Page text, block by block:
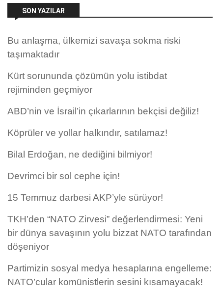
SON YAZILAR
Bu anlaşma, ülkemizi savaşa sokma riski
taşımaktadır
Kürt sorununda çözümün yolu istibdat
rejiminden geçmiyor
ABD’nin ve İsrail’in çıkarlarının bekçisi değiliz!
Köprüler ve yollar halkındır, satılamaz!
Bilal Erdoğan, ne dediğini bilmiyor!
Devrimci bir sol cephe için!
15 Temmuz darbesi AKP’yle sürüyor!
TKH’den “NATO Zirvesi” değerlendirmesi: Yeni
bir dünya savaşının yolu bizzat NATO tarafından
döşeniyor
Partimizin sosyal medya hesaplarına engelleme:
NATO’cular komünistlerin sesini kısamayacak!